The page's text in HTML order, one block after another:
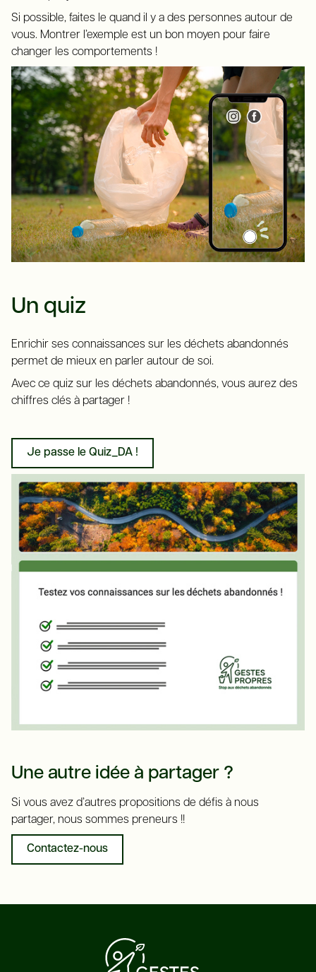
Si possible, faites le quand il y a des personnes autour de
vous. Montrer l’exemple est un bon moyen pour faire
changer les comportements !
Un quiz
Enrichir ses connaissances sur les déchets abandonnés
permet de mieux en parler autour de soi.
Avec ce quiz sur les déchets abandonnés, vous aurez des
chiffres clés à partager !
Je passe le Quiz_DA !
Une autre idée à partager ?
Si vous avez d’autres propositions de défis à nous
partager, nous sommes preneurs !!
Contactez-nous